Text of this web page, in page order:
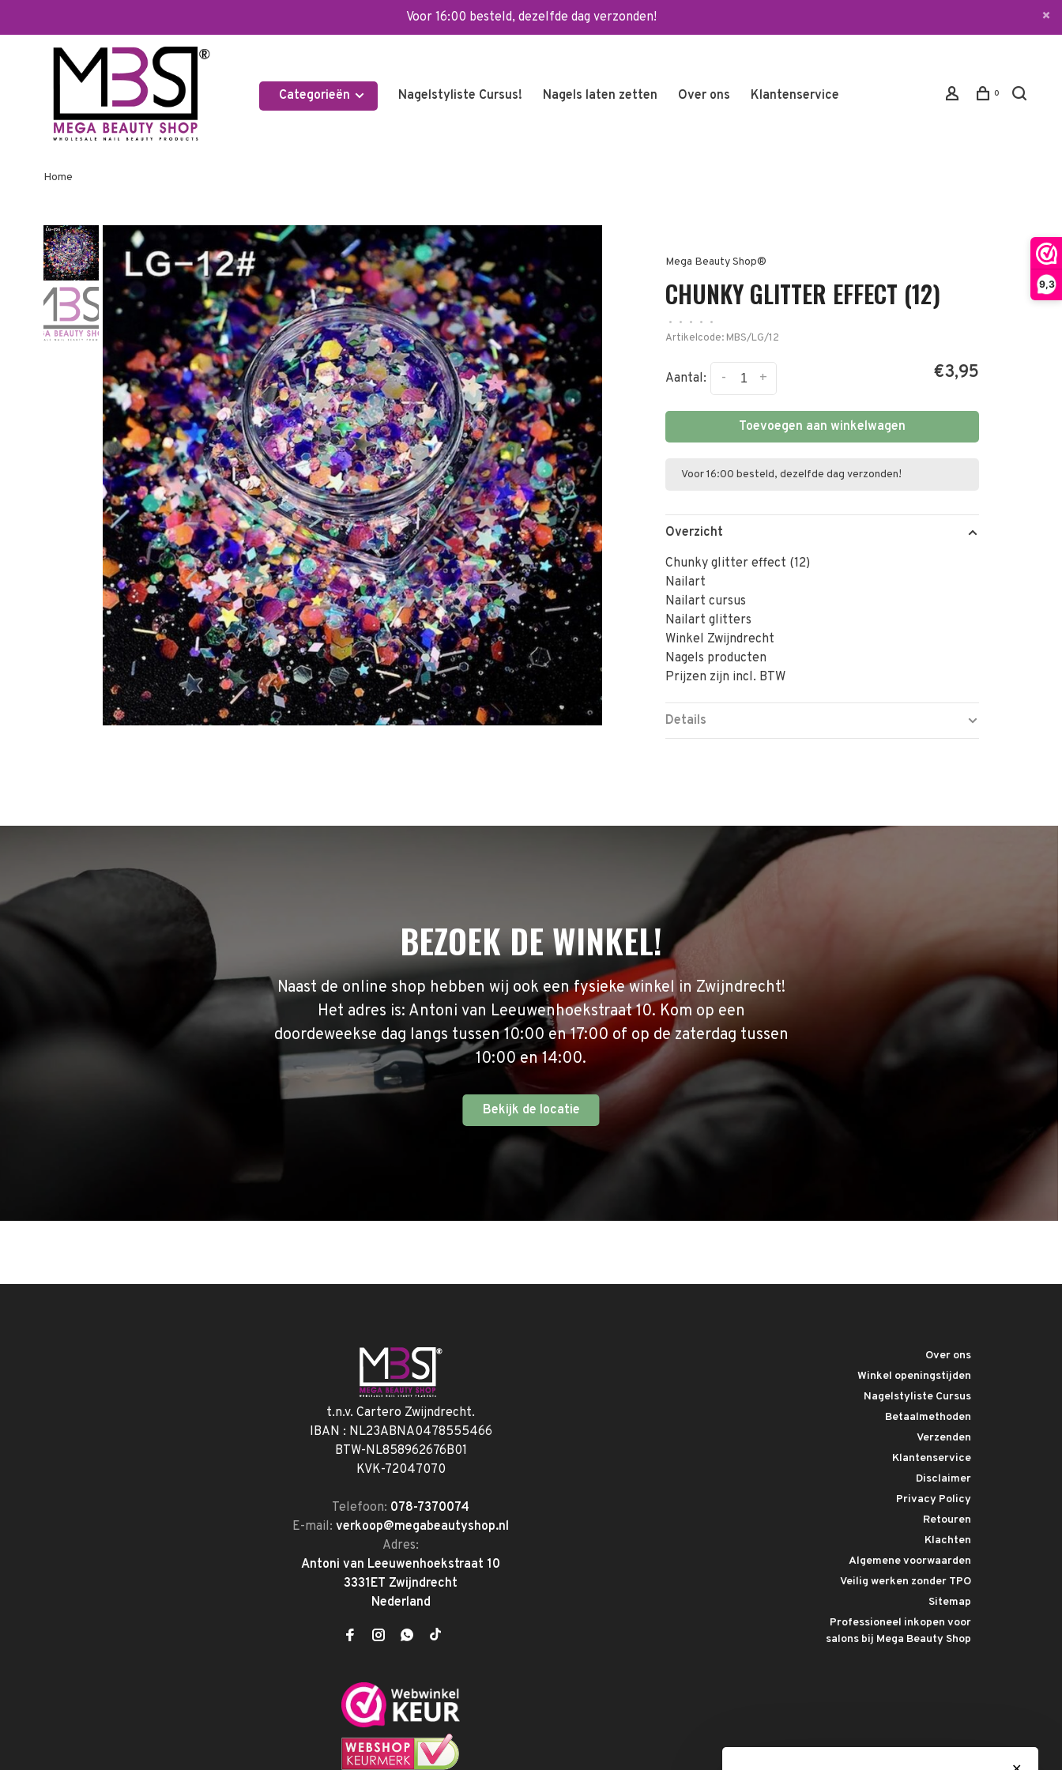
9,3
Voor 16:00 besteld, dezelfde dag verzonden!
Categorieën Nagelstyliste Cursus! Nagels laten zetten Over ons Klantenservice 0
Home
Mega Beauty Shop®
CHUNKY GLITTER EFFECT (12)
• • • •
•
Artikelcode: MBS/LG/12
Aantal: +
- €3,95
Toevoegen aan winkelwagen
Voor 16:00 besteld, dezelfde dag verzonden!
Overzicht
Chunky glitter effect (12)
Nailart
Nailart cursus
Nailart glitters
Winkel Zwijndrecht
Nagels producten
Prijzen zijn incl. BTW
Details
BEZOEK DE WINKEL!
Naast de online shop hebben wij ook een fysieke winkel in Zwijndrecht!
Het adres is: Antoni van Leeuwenhoekstraat 10. Kom op een
doordeweekse dag langs tussen 10:00 en 17:00 of op de zaterdag tussen
10:00 en 14:00.
Bekijk de locatie
t.n.v. Cartero Zwijndrecht.
IBAN : NL23ABNA0478555466
BTW-NL858962676B01
KVK-72047070
Telefoon: 078-7370074
E-mail:verkoop@megabeautyshop.nl
Adres:
Antoni van Leeuwenhoekstraat 10
3331ET Zwijndrecht
Nederland
Over ons
Winkel openingstijden
Nagelstyliste Cursus
Betaalmethoden
Verzenden
Klantenservice
Disclaimer
Privacy Policy
Retouren
Klachten
Algemene voorwaarden
Veilig werken zonder TPO
Sitemap
Professioneel inkopen voor
salons bij Mega Beauty Shop